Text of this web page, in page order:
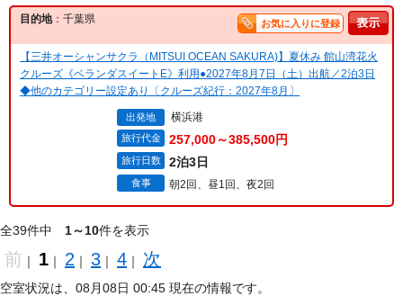
目的地：千葉県 お気に入りに登録
【三井オーシャンサクラ（MITSUI OCEAN SAKURA)】夏休み 館山湾花火
クルーズ《ベランダスイートE》利用●2027年8月7日（土）出航／2泊3日
◆他のカテゴリー設定あり〔クルーズ紀行：2027年8月〕
出発地 横浜港
旅行代金 257,000～385,500円
旅行日数 2泊3日
食事 朝2回、昼1回、夜2回
全39件中 1～10件を表示
前 ｜ 1 ｜ 2 ｜ 3 ｜ 4 ｜ 次
空室状況は、08月08日 00:45 現在の情報です。